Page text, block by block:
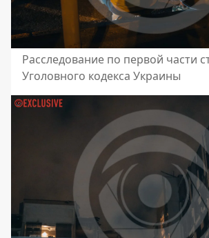
Расследование по первой части
Уголовного кодекса Украины